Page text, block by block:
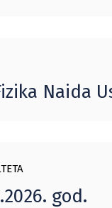
Naida
god.